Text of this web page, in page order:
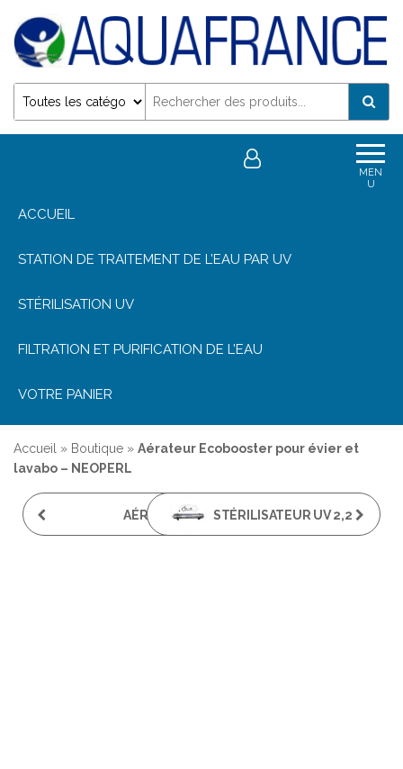
Désinfection Uv de l'eau | Filtration et Potabilisation
MEN
U
ACCUEIL
STATION DE TRAITEMENT DE L’EAU PAR UV
STÉRILISATION UV
FILTRATION ET PURIFICATION DE L’EAU
VOTRE PANIER
Accueil » Boutique » Aérateur Ecobooster pour évier et
lavabo – NEOPERL
AÉRATEUR STÉRILISATEUR UV 2,2